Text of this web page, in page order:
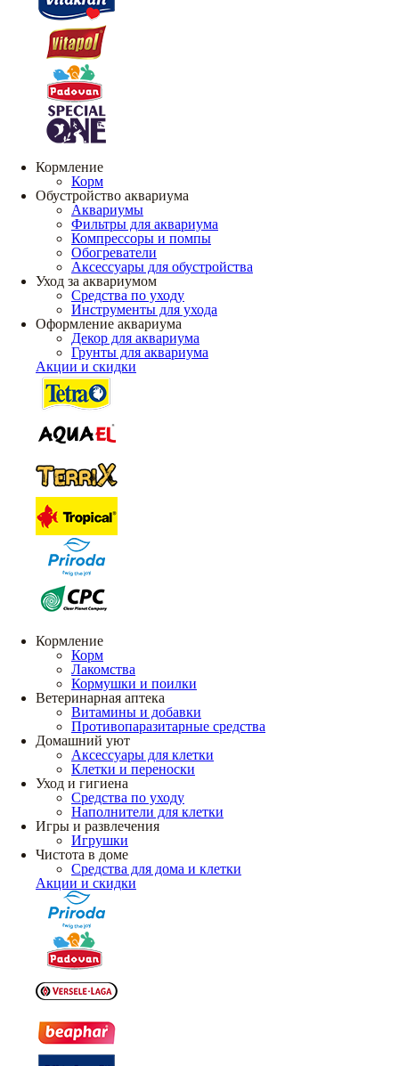
Кормление
Корм
Обустройство аквариума
Аквариумы
Фильтры для аквариума
Компрессоры и помпы
Обогреватели
Аксессуары для обустройства
Уход за аквариумом
Средства по уходу
Инструменты для ухода
Оформление аквариума
Декор для аквариума
Грунты для аквариума
Акции и скидки
Кормление
Корм
Лакомства
Кормушки и поилки
Ветеринарная аптека
Витамины и добавки
Противопаразитарные средства
Домашний уют
Аксессуары для клетки
Клетки и переноски
Уход и гигиена
Средства по уходу
Наполнители для клетки
Игры и развлечения
Игрушки
Чистота в доме
Средства для дома и клетки
Акции и скидки